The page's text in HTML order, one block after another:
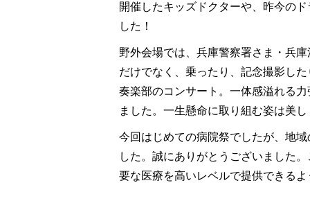
開催したキッズドクターや、昨今の
した！
野外会場では、兵庫警察署さま・兵
だけでなく、乗ったり、記念撮影し
奏楽部のコンサート。一体感溢れる
ました。一生懸命に取り組む姿は美
今回はじめての病院祭でしたが、地
した。誠にありがとうございました
要な医療を高いレベルで提供できる